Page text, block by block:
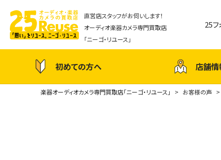
直営店スタッフがお伺いします！
オーディオ楽器カメラ専門買取店
「ニーゴ・リユース」
25フ
初めての方へ 店舗
楽器オーディオカメラ専門買取店「ニーゴ・リユース」 お客様の声